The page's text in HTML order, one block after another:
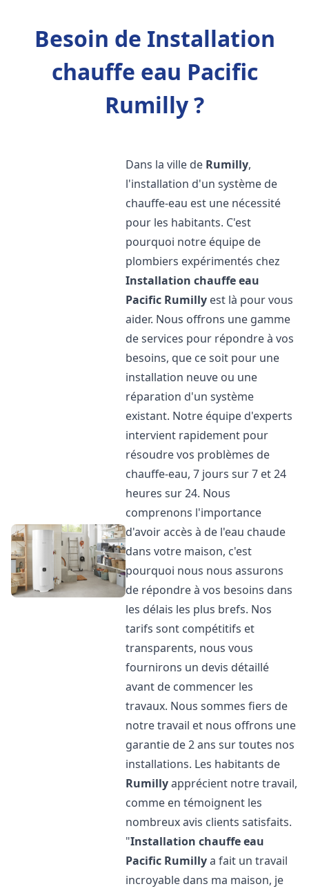
Besoin de Installation
chauffe eau Pacific
Rumilly ?
Dans la ville de Rumilly,
l'installation d'un système de
chauffe-eau est une nécessité
pour les habitants. C'est
pourquoi notre équipe de
plombiers expérimentés chez
Installation chauffe eau
Pacific Rumilly est là pour vous
aider. Nous offrons une gamme
de services pour répondre à vos
besoins, que ce soit pour une
installation neuve ou une
réparation d'un système
existant. Notre équipe d'experts
intervient rapidement pour
résoudre vos problèmes de
chauffe-eau, 7 jours sur 7 et 24
heures sur 24. Nous
comprenons l'importance
d'avoir accès à de l'eau chaude
dans votre maison, c'est
pourquoi nous nous assurons
de répondre à vos besoins dans
les délais les plus brefs. Nos
tarifs sont compétitifs et
transparents, nous vous
fournirons un devis détaillé
avant de commencer les
travaux. Nous sommes fiers de
notre travail et nous offrons une
garantie de 2 ans sur toutes nos
installations. Les habitants de
Rumillyapprécient notre travail,
comme en témoignent les
nombreux avis clients satisfaits.
"Installation chauffe eau
Pacific Rumillya fait un travail
incroyable dans ma maison, je